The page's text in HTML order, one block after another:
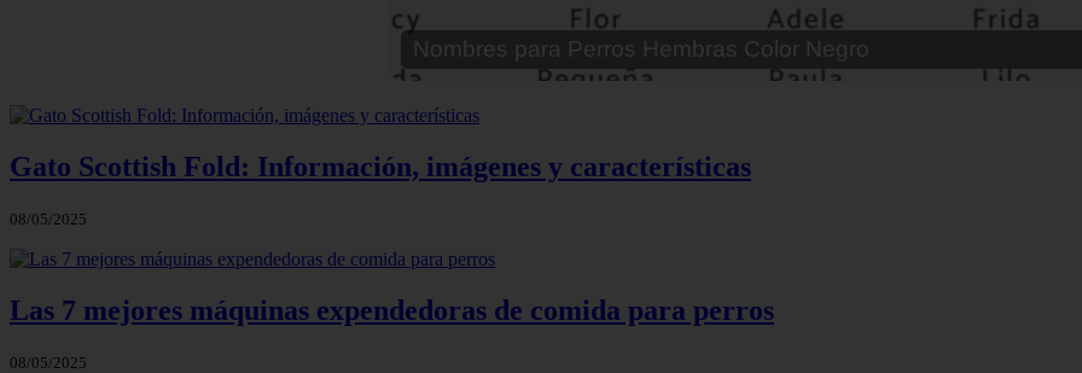
Nombre para Parejas de Gatos
Gato Scottish Fold: Información, imágenes y características
08/05/2025
Las 7 mejores máquinas expendedoras de comida para perros
08/05/2025